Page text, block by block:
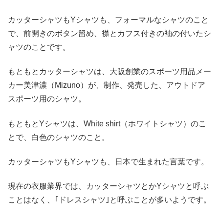
カッターシャツもYシャツも、フォーマルなシャツのこと
で、前開きのボタン留め、襟とカフス付きの袖の付いたシ
ャツのことです。
もともとカッターシャツは、大阪創業のスポーツ用品メー
カー美津濃（Mizuno）が、制作、発売した、アウトドア
スポーツ用のシャツ。
もともとYシャツは、White shirt（ホワイトシャツ）のこ
とで、白色のシャツのこと。
カッターシャツもYシャツも、日本で生まれた言葉です。
現在の衣服業界では、カッターシャツとかYシャツと呼ぶ
ことはなく、｢ドレスシャツ｣と呼ぶことが多いようです。